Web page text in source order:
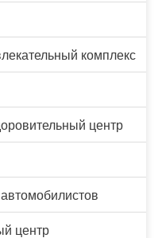
комплекс
центр
центр